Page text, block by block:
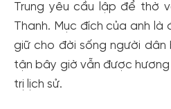
Trung yêu cầu lập để thờ
Thanh. Mục đích của anh là
giữ cho đời sống người dân
tận bây giờ vẫn được
trị lịch sử.